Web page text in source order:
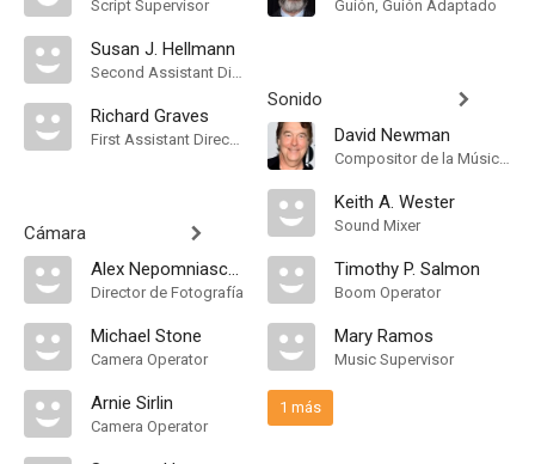
Script Supervisor
Susan J. Hellmann
Second Assistant Director
Richard Graves
First Assistant Director
Cámara
Alex Nepomniaschy
Director de Fotografía
Michael Stone
Camera Operator
Arnie Sirlin
Camera Operator
Guión, Guión Adaptado
Sonido
David Newman
Compositor de la Música Original
Keith A. Wester
Sound Mixer
Timothy P. Salmon
Boom Operator
Mary Ramos
Music Supervisor
1 más